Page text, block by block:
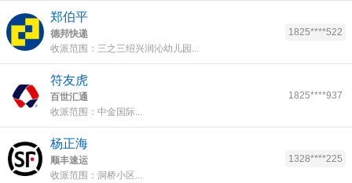
郑伯平
德邦快递
收派范围：三之三绍兴润沁幼儿园...
1825****522
符友虎
百世汇通
收派范围：中金国际...
1825****937
杨正海
顺丰速运
收派范围：洞桥小区...
1328****225